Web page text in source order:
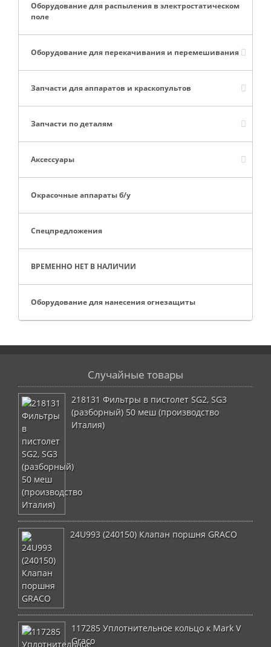
Оборудование для распыления в электростатическом
поле
Оборудование для перекачивания и перемешивания
Запчасти для аппаратов и краскопультов
Запчасти по деталям
Аксессуары
Окрасочные аппараты б/у
Спецпредложения
ВРЕМЕННО НЕТ В НАЛИЧИИ
Оборудование для нанесения огнезащиты
Случайные товары
218131 Фильтры в пистолет SG2, SG3
(разборный) 50 меш (производство
Италия)
24U993 (240150) Клапан поршня GRACO
117285 Уплотнительное кольцо к Mark V
Graco